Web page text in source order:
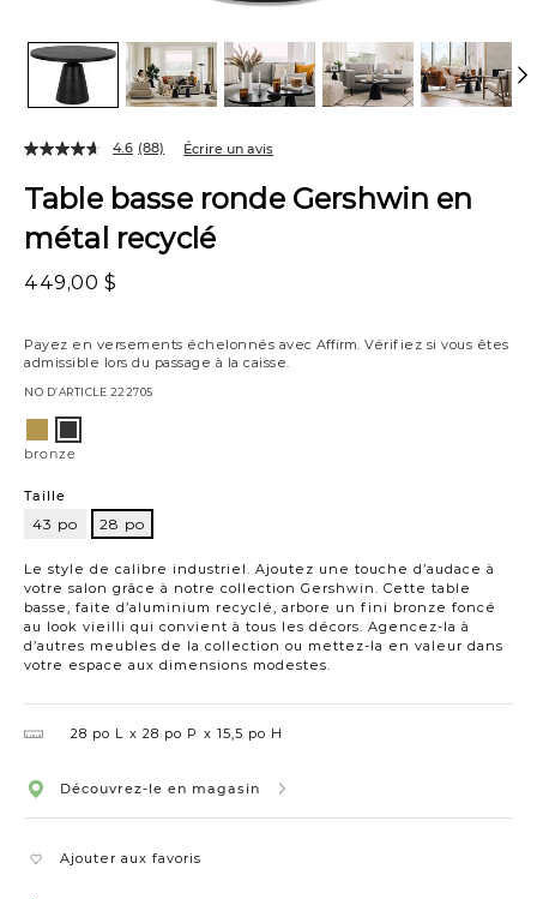
Table basse ronde Gershwin en
métal recyclé
449,00 $
Payez en versements échelonnés avec Affirm. Vérifiez si vous êtes
admissible lors du passage à la caisse.
NO D’ARTICLE 222705
Le style de calibre industriel. Ajoutez une touche d’audace à
votre salon grâce à notre collection Gershwin. Cette table
basse, faite d’aluminium recyclé, arbore un fini bronze foncé
au look vieilli qui convient à tous les décors. Agencez-la à
d’autres meubles de la collection ou mettez-la en valeur dans
votre espace aux dimensions modestes.
4.6 (88) Écrire un avis
Variations
bronze
Taille
43 po 28 po
po
28 po L 28 po P 15,5 po H
Découvrez-le en magasin
Ajouter aux favoris